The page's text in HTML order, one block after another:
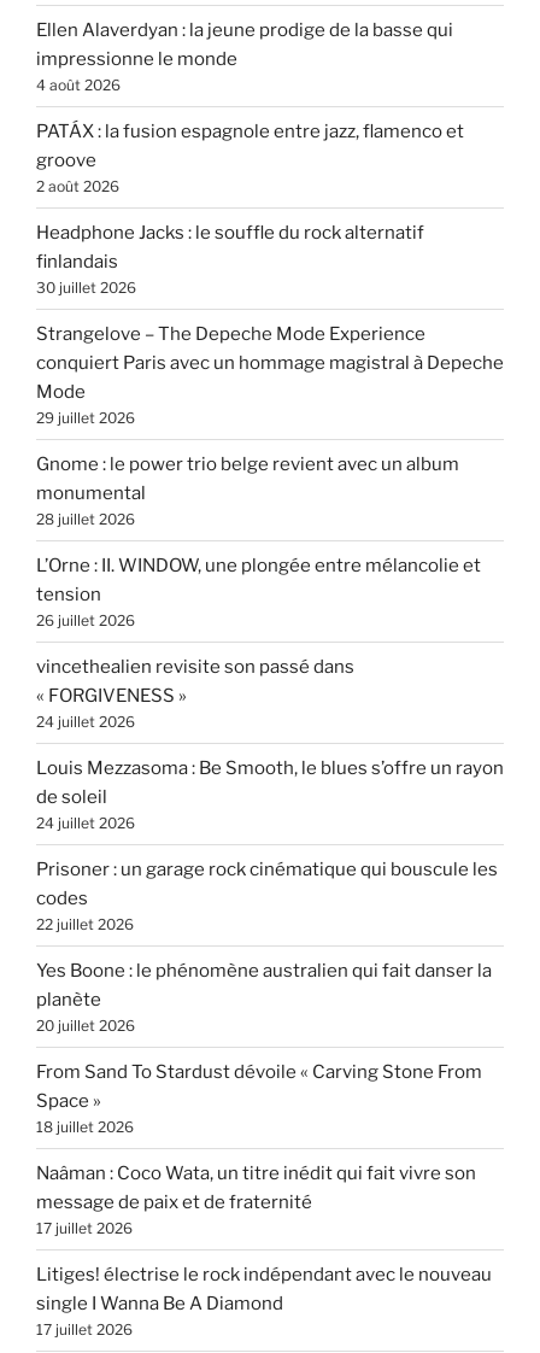
Ellen Alaverdyan : la jeune prodige de la basse qui
impressionne le monde
4 août 2026
PATÁX : la fusion espagnole entre jazz, flamenco et
groove
2 août 2026
Headphone Jacks : le souffle du rock alternatif
finlandais
30 juillet 2026
Strangelove – The Depeche Mode Experience
conquiert Paris avec un hommage magistral à Depeche
Mode
29 juillet 2026
Gnome : le power trio belge revient avec un album
monumental
28 juillet 2026
L’Orne : II. WINDOW, une plongée entre mélancolie et
tension
26 juillet 2026
vincethealien revisite son passé dans
« FORGIVENESS »
24 juillet 2026
Louis Mezzasoma : Be Smooth, le blues s’offre un rayon
de soleil
24 juillet 2026
Prisoner : un garage rock cinématique qui bouscule les
codes
22 juillet 2026
Yes Boone : le phénomène australien qui fait danser la
planète
20 juillet 2026
From Sand To Stardust dévoile « Carving Stone From
Space »
18 juillet 2026
Naâman : Coco Wata, un titre inédit qui fait vivre son
message de paix et de fraternité
17 juillet 2026
Litiges! électrise le rock indépendant avec le nouveau
single I Wanna Be A Diamond
17 juillet 2026